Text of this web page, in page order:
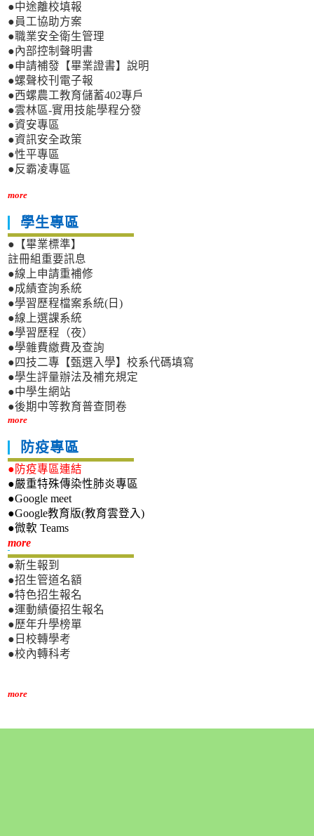
●中途離校填報
●員工協助方案
●職業安全衛生管理
●內部控制聲明書
●申請補發【畢業證書】說明
●螺聲校刊電子報
●西螺農工教育儲蓄402專戶
●雲林區-實用技能學程分發
●資安專區
●資訊安全政策
●性平專區
●反霸凌專區
more
學生專區
●【畢業標準】
註冊組重要訊息
●線上申請重補修
●成績查詢系統
●學習歷程檔案系統(日)
●線上選課系統
●學習歷程（夜）
●學雜費繳費及查詢
●四技二專【甄選入學】校系代碼填寫
●學生評量辦法及補充規定
●中學生網站
●後期中等教育普查問卷
more
防疫專區
●防疫專區連結
●嚴重特殊傳染性肺炎專區
●Google meet
●Google教育版(教育雲登入)
●微軟 Teams
more新生專區
●新生報到
●招生管道名額
●特色招生報名
●運動績優招生報名
●歷年升學榜單
●日校轉學考
●校內轉科考
more